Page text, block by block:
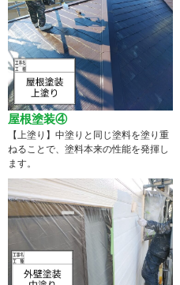
屋根塗装④
【上塗り】中塗りと同じ塗料を塗り重
ねることで、塗料本来の性能を発揮し
ます。